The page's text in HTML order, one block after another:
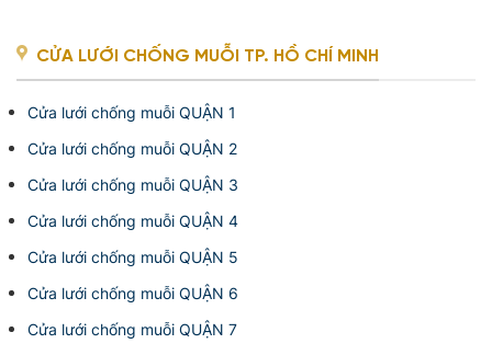
CỬA LƯỚI CHỐNG MUỖI TP. HỒ CHÍ MINH
Cửa lưới chống muỗi QUẬN 1
Cửa lưới chống muỗi QUẬN 2
Cửa lưới chống muỗi QUẬN 3
Cửa lưới chống muỗi QUẬN 4
Cửa lưới chống muỗi QUẬN 5
Cửa lưới chống muỗi QUẬN 6
Cửa lưới chống muỗi QUẬN 7